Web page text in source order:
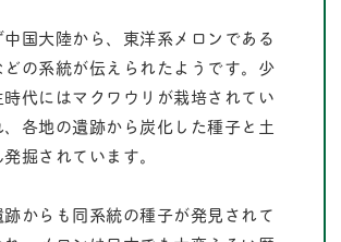
国大陸から、東洋系メロンである
の系統が伝えられたようです。少
代にはマクワウリが栽培されてい
各地の遺跡から炭化した種子と土
掘されています。
からも同系統の種子が発見されて